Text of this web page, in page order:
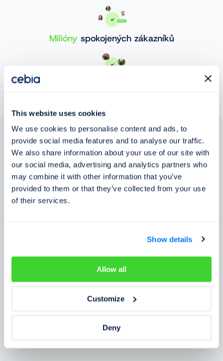
This website uses cookies
We use cookies to personalise content and ads, to
provide social media features and to analyse our traffic.
We also share information about your use of our site with
our social media, advertising and analytics partners who
may combine it with other information that you’ve
provided to them or that they’ve collected from your use
of their services.
Show details
Allow all
Customize
Deny
Milióny spokojených zákazníků
Zkušenosti zákazníků
Zjistěte, co o našem prověření říkají lidé